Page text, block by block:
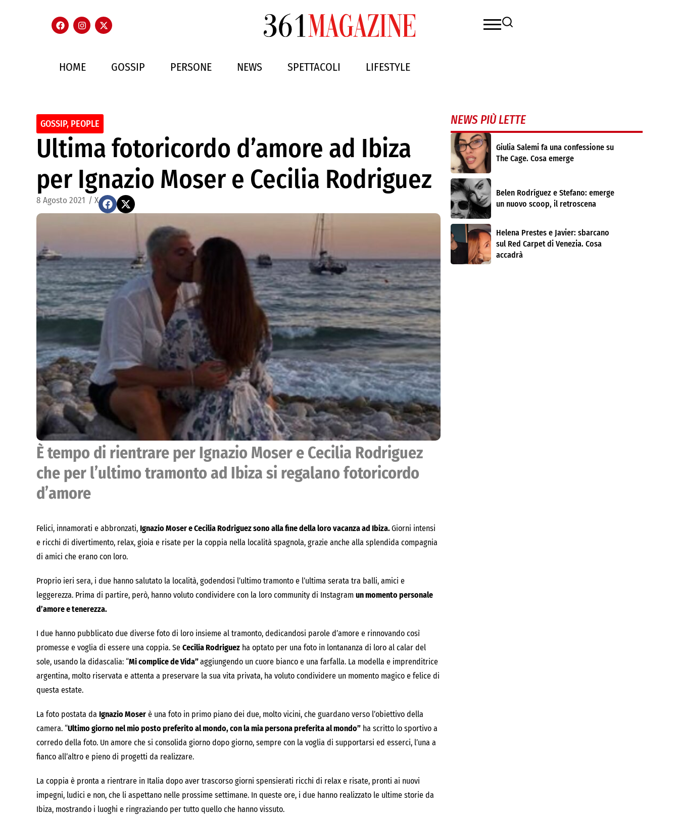
HOME GOSSIP PERSONE NEWS SPETTACOLI LIFESTYLE
GOSSIP, PEOPLE
Ultima fotoricordo d’amore ad Ibiza
per Ignazio Moser e Cecilia Rodriguez
8 Agosto 2021 / X
È tempo di rientrare per Ignazio Moser e Cecilia Rodriguez
che per l’ultimo tramonto ad Ibiza si regalano fotoricordo
d’amore
Felici, innamorati e abbronzati, Ignazio Moser e Cecilia Rodriguez sono alla fine della loro vacanza ad Ibiza.Giorni intensi
e ricchi di divertimento, relax, gioia e risate per la coppia nella località spagnola, grazie anche alla splendida compagnia
di amici che erano con loro.
Proprio ieri sera, i due hanno salutato la località, godendosi l’ultimo tramonto e l’ultima serata tra balli, amici e
leggerezza. Prima di partire, però, hanno voluto condividere con la loro community di Instagram un momento personale
d’amore e tenerezza.
I due hanno pubblicato due diverse foto di loro insieme al tramonto, dedicandosi parole d’amore e rinnovando così
promesse e voglia di essere una coppia. Se Cecilia Rodriguez ha optato per una foto in lontananza di loro al calar del
sole, usando la didascalia: “Mi complice de Vida”aggiungendo un cuore bianco e una farfalla. La modella e imprenditrice
argentina, molto riservata e attenta a preservare la sua vita privata, ha voluto condividere un momento magico e felice di
questa estate.
La foto postata da Ignazio Moser è una foto in primo piano dei due, molto vicini, che guardano verso l’obiettivo della
camera. “Ultimo giorno nel mio posto preferito al mondo, con la mia persona preferita al mondo” ha scritto lo sportivo a
corredo della foto. Un amore che si consolida giorno dopo giorno, sempre con la voglia di supportarsi ed esserci, l’una a
fianco all’altro e pieno di progetti da realizzare.
La coppia è pronta a rientrare in Italia dopo aver trascorso giorni spensierati ricchi di relax e risate, pronti ai nuovi
impegni, ludici e non, che li aspettano nelle prossime settimane. In queste ore, i due hanno realizzato le ultime storie da
Ibiza, mostrando i luoghi e ringraziando per tutto quello che hanno vissuto.
NEWS PIÙ LETTE
Giulia Salemi fa una confessione su
The Cage. Cosa emerge
Belen Rodríguez e Stefano: emerge
un nuovo scoop, il retroscena
Helena Prestes e Javier: sbarcano
sul Red Carpet di Venezia. Cosa
accadrà